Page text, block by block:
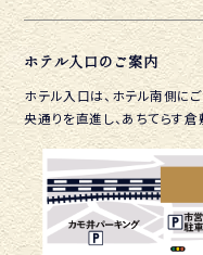
ホテル入口のご案内
ホテル入口は、ホテル南側に
央通りを直進し、あちてらす倉